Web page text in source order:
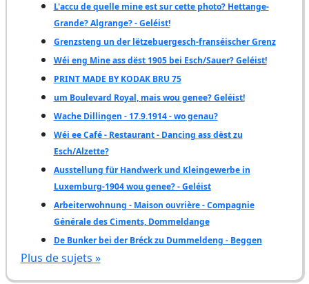
L'accu de quelle mine est sur cette photo? Hettange-
Grande? Algrange? - Geléist!
Grenzsteng un der lëtzebuergesch-franséischer Grenz
Wéi eng Mine ass dëst 1905 bei Esch/Sauer? Geléist!
PRINT MADE BY KODAK BRU 75
um Boulevard Royal, mais wou genee? Geléist!
Wache Dillingen - 17.9.1914 - wo genau?
Wéi ee Café - Restaurant - Dancing ass dëst zu
Esch/Alzette?
Ausstellung für Handwerk und Kleingewerbe in
Luxemburg-1904 wou genee? - Geléist
Arbeiterwohnung - Maison ouvrière - Compagnie
Générale des Ciments, Dommeldange
De Bunker bei der Bréck zu Dummeldeng - Beggen
Plus de sujets »